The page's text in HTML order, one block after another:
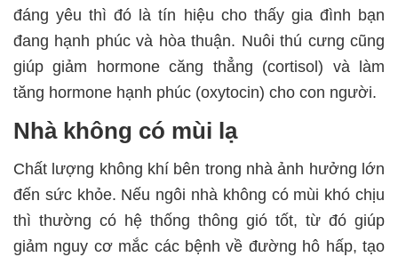
đáng yêu thì đó là tín hiệu cho thấy gia đình bạn
đang hạnh phúc và hòa thuận. Nuôi thú cưng cũng
giúp giảm hormone căng thẳng (cortisol) và làm
tăng hormone hạnh phúc (oxytocin) cho con người.
Nhà không có mùi lạ
Chất lượng không khí bên trong nhà ảnh hưởng lớn
đến sức khỏe. Nếu ngôi nhà không có mùi khó chịu
thì thường có hệ thống thông gió tốt, từ đó giúp
giảm nguy cơ mắc các bệnh về đường hô hấp, tạo